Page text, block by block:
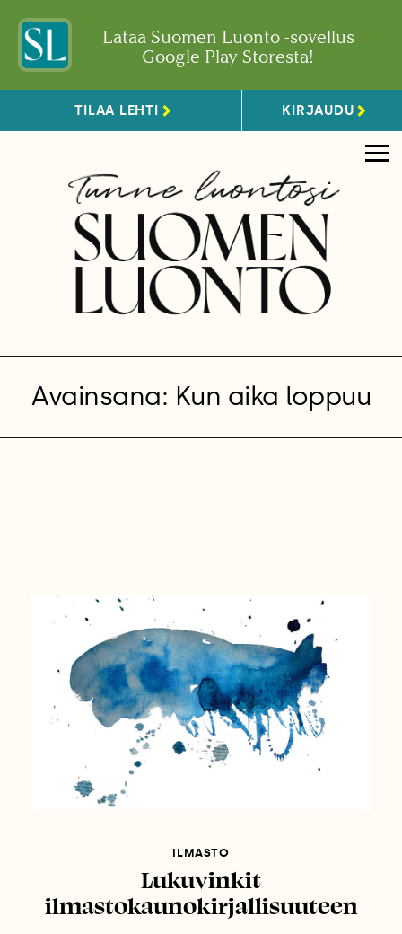
Lataa Suomen Luonto -sovellus
Google Play Storesta!
TILAA LEHTI KIRJAUDU
Avainsana: Kun aika loppuu
ILMASTO
Lukuvinkit
ilmastokaunokirjallisuuteen